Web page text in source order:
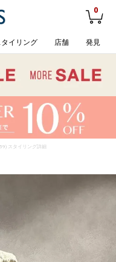
0
タイリング 店舗 発見
スタイリング詳細